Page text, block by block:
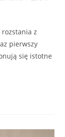
rozstania z
pierwszy
się istotne